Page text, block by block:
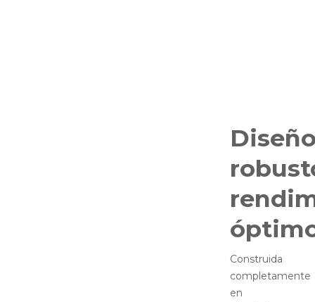
Construida
completamente
en